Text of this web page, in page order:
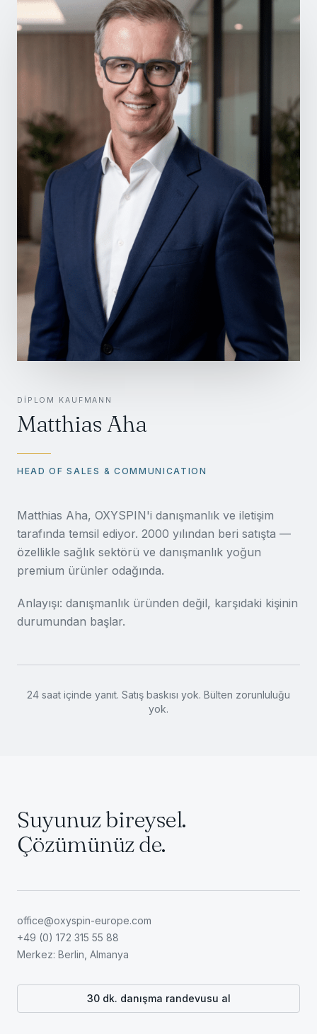
DIPLOM KAUFMANN
Matthias Aha
HEAD OF SALES & COMMUNICATION
Matthias Aha, OXYSPIN'i danışmanlık ve iletişim
tarafında temsil ediyor. 2000 yılından beri satışta —
özellikle sağlık sektörü ve danışmanlık yoğun
premium ürünler odağında.
Anlayışı: danışmanlık üründen değil, karşıdaki kişinin
durumundan başlar.
24 saat içinde yanıt. Satış baskısı yok. Bülten zorunluluğu
yok.
Suyunuz bireysel.
Çözümünüz de.
office@oxyspin-europe.com
+49 (0) 172 315 55 88
Merkez: Berlin, Almanya
30 dk. danışma randevusu al